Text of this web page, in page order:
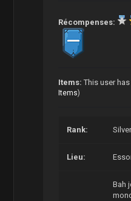
Récompenses:
Items: This user
Items)
Rank:
Lieu:
Bah